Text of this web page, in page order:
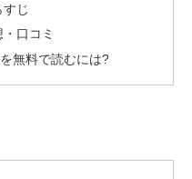
すじ
口コミ
無料で読むには?